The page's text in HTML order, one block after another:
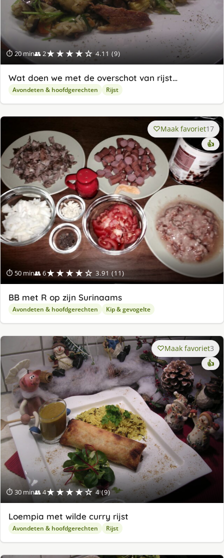
⏱ 20 min👥 2★★★★☆ 4.11 (9)
Wat doen we met de overschot van rijst…
Avondeten & hoofdgerechten Rijst
⏱ 50 min👥 6★★★★☆ 3.91 (11)
Maak favoriet17
👍
BB met R op zijn Surinaams
Avondeten & hoofdgerechten Kip & gevogelte
⏱ 30 min👥 4★★★★☆ 4 (9)
Maak favoriet3
👍
Loempia met wilde curry rijst
Avondeten & hoofdgerechten Rijst